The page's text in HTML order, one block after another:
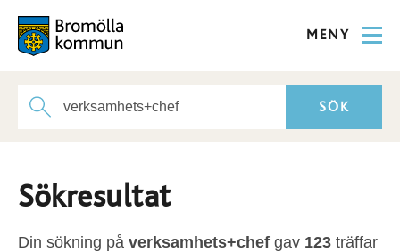
MENY
Sökresultat
Din sökning på verksamhets+chef gav 123 träffar